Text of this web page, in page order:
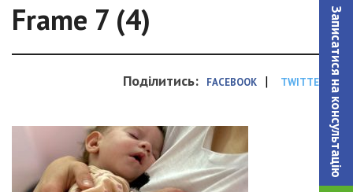
Записатися на консультацiю
Frame 7 (4)
Поділитись: FACEBOOK | TWITTER